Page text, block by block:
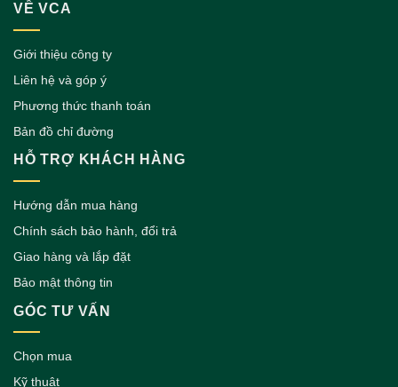
VỀ VCA
Giới thiệu công ty
Liên hệ và góp ý
Phương thức thanh toán
Bản đồ chỉ đường
HỖ TRỢ KHÁCH HÀNG
Hướng dẫn mua hàng
Chính sách bảo hành, đổi trả
Giao hàng và lắp đặt
Bảo mật thông tin
GÓC TƯ VẤN
Chọn mua
Kỹ thuật